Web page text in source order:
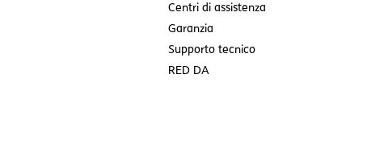
Centri di assistenza
Garanzia
Supporto tecnico
RED DA